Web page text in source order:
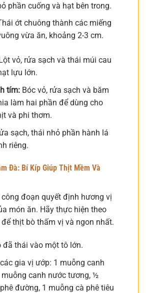
phần cuống và hạt bên trong.
ớt chuông thành các miếng
vừa ăn, khoảng 2-3 cm.
vỏ, rửa sạch và thái múi cau
lựu lớn.
tím:Bóc vỏ, rửa sạch và băm
làm hai phần để dùng cho
và phi thơm.
sạch, thái nhỏ phần hành lá
riêng.
Đà: Bí Kíp Giúp Thịt Mềm Và
đoạn quyết định hương vị
món ăn. Hãy thực hiện theo
thịt bò thấm vị và ngon nhất.
đã thái vào một tô lớn.
gia vị ướp: 1 muỗng canh
muỗng canh nước tương, ½
đường, 1 muỗng cà phê tiêu